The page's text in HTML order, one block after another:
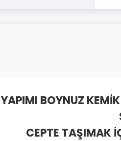
BOYNUZ
CEPTE TAŞIMAK